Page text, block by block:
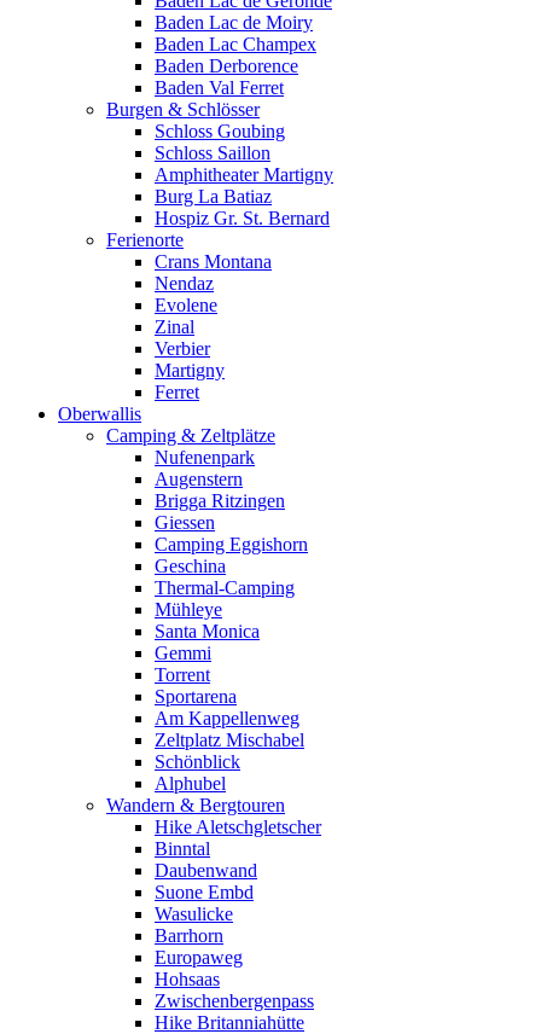
Baden Lac de Moiry
Baden Lac Champex
Baden Derborence
Baden Val Ferret
Burgen & Schlösser
Schloss Goubing
Schloss Saillon
Amphitheater Martigny
Burg La Batiaz
Hospiz Gr. St. Bernard
Ferienorte
Crans Montana
Nendaz
Evolene
Zinal
Verbier
Martigny
Ferret
Oberwallis
Camping & Zeltplätze
Nufenenpark
Augenstern
Brigga Ritzingen
Giessen
Camping Eggishorn
Geschina
Thermal-Camping
Mühleye
Santa Monica
Gemmi
Torrent
Sportarena
Am Kappellenweg
Zeltplatz Mischabel
Schönblick
Alphubel
Wandern & Bergtouren
Hike Aletschgletscher
Binntal
Daubenwand
Suone Embd
Wasulicke
Barrhorn
Europaweg
Hohsaas
Zwischenbergenpass
Hike Britanniahütte